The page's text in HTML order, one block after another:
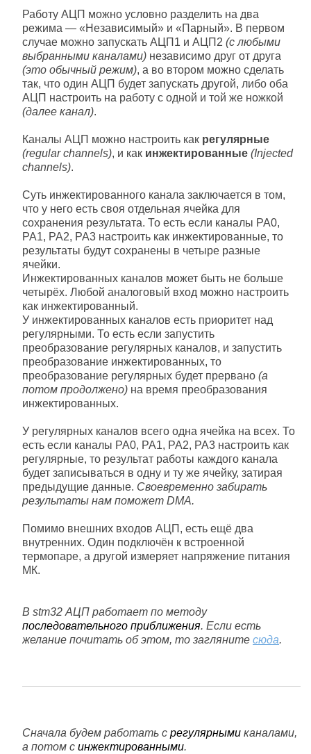
Работу АЦП можно условно разделить на два
режима — «Независимый» и «Парный». В первом
случае можно запускать АЦП1 и АЦП2 (с любыми
выбранными каналами) независимо друг от друга
(это обычный режим), а во втором можно сделать
так, что один АЦП будет запускать другой, либо оба
АЦП настроить на работу с одной и той же ножкой
(далее канал).
Каналы АЦП можно настроить как регулярные
(regular channels), и как инжектированные (Injected
channels).
Суть инжектированного канала заключается в том,
что у него есть своя отдельная ячейка для
сохранения результата. То есть если каналы РА0,
РА1, РА2, РА3 настроить как инжектированные, то
результаты будут сохранены в четыре разные
ячейки.
Инжектированных каналов может быть не больше
четырёх. Любой аналоговый вход можно настроить
как инжектированный.
У инжектированных каналов есть приоритет над
регулярными. То есть если запустить
преобразование регулярных каналов, и запустить
преобразование инжектированных, то
преобразование регулярных будет прервано (а
потом продолжено) на время преобразования
инжектированных.
У регулярных каналов всего одна ячейка на всех. То
есть если каналы РА0, РА1, РА2, РА3 настроить как
регулярные, то результат работы каждого канала
будет записываться в одну и ту же ячейку, затирая
предыдущие данные. Своевременно забирать
результаты нам поможет DMA.
Помимо внешних входов АЦП, есть ещё два
внутренних. Один подключён к встроенной
термопаре, а другой измеряет напряжение питания
МК.
В stm32 АЦП работает по методу
последовательного приближения. Если есть
желание почитать об этом, то загляните сюда.
Сначала будем работать с регулярными каналами,
а потом с инжектированными.